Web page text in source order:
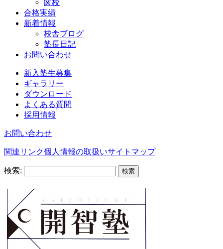
関校
合格実績
新着情報
校舎ブログ
塾長日記
お問い合わせ
新入塾生募集
ギャラリー
ダウンロード
よくある質問
採用情報
お問い合わせ
関連リンク個人情報の取扱いサイトマップ
検索: